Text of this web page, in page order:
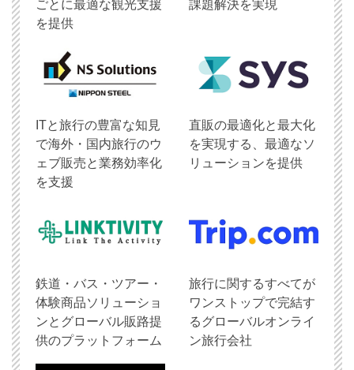
ごとに最適な観光支援
を提供
課題解決を実現
ITと旅行の豊富な知見
で海外・国内旅行のウ
ェブ販売と業務効率化
を支援
直販の最適化と最大化
を実現する、最適なソ
リューションを提供
鉄道・バス・ツアー・
体験商品ソリューショ
ンとグローバル販路提
供のプラットフォーム
旅行に関するすべてが
ワンストップで完結す
るグローバルオンライ
ン旅行会社